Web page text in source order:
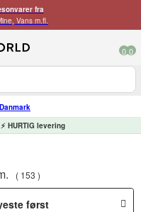
fra
Vans m.fl.
0 0
HURTIG levering
153